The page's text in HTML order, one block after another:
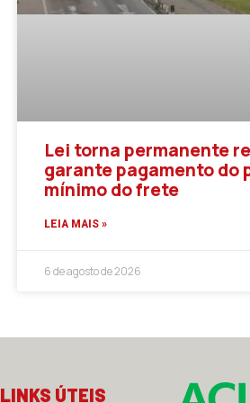
Lei torna permanente
garante pagamento do
mínimo do frete
LEIA MAIS »
6 de agosto de 2026
LINKS ÚTEIS